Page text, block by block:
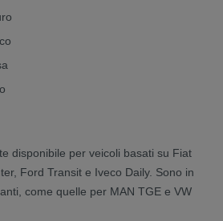
disponibile per veicoli basati su Fiat
Ford Transit e Iveco Daily. Sono in
come quelle per MAN TGE e VW